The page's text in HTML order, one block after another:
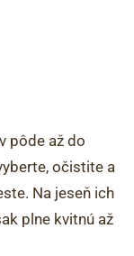
pôde až do
očistite a
Na jeseň ich
plne kvitnú až